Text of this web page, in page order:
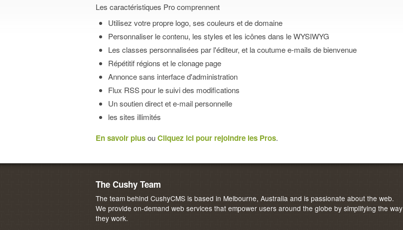
Les caractéristiques Pro comprennent
Utilisez votre propre logo, ses couleurs et de domaine
Personnaliser le contenu, les styles et les icônes dans le WYSIWYG
Les classes personnalisées par l'éditeur, et la coutume e-mails de bienvenue
Répétitif régions et le clonage page
Annonce sans interface d'administration
Flux RSS pour le suivi des modifications
Un soutien direct et e-mail personnelle
les sites illimités
En savoir plusouCliquez ici pour rejoindre les Pros.
The Cushy Team
The team behind CushyCMS is based in Melbourne, Australia and is passionate about the web.
We provide on-demand web services that empower users around the globe by simplifying the way
they work.